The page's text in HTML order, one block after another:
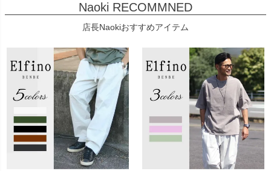
Naoki RECOMMNED
店長Naokiおすすめアイテム